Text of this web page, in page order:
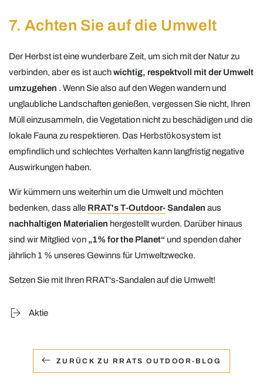
7. Achten Sie auf die Umwelt
Der Herbst ist eine wunderbare Zeit, um sich mit der Natur zu
verbinden, aber es ist auchwichtig, respektvoll mit der Umwelt
umzugehen . Wenn Sie also auf den Wegen wandern und
unglaubliche Landschaften genießen, vergessen Sie nicht, Ihren
Müll einzusammeln, die Vegetation nicht zu beschädigen und die
lokale Fauna zu respektieren. Das Herbstökosystem ist
empfindlich und schlechtes Verhalten kann langfristig negative
Auswirkungen haben.
Wir kümmern uns weiterhin um die Umwelt und möchten
bedenken, dass alle RRAT's T-Outdoor-Sandalen aus
nachhaltigen Materialien hergestellt wurden. Darüber hinaus
sind wir Mitglied von „1% for the Planet“ und spenden daher
jährlich 1 % unseres Gewinns für Umweltzwecke.
Setzen Sie mit Ihren RRAT's-Sandalen auf die Umwelt!
Aktie
ZURÜCK ZU RRATS OUTDOOR-BLOG